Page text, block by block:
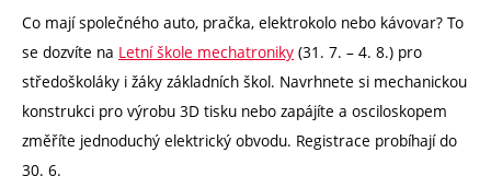
Co mají společného auto, pračka, elektrokolo nebo kávovar? To
se dozvíte na Letní škole mechatroniky (31. 7. – 4. 8.) pro
středoškoláky i žáky základních škol. Navrhnete si mechanickou
konstrukci pro výrobu 3D tisku nebo zapájíte a osciloskopem
změříte jednoduchý elektrický obvodu. Registrace probíhají do
30. 6.